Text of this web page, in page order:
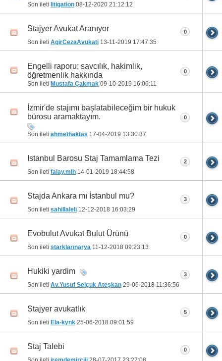
Son ileti litigation 08-12-2020 21:12:12
Stajyer Avukat Aranıyor
Son ileti AgirCezaAvukati 13-11-2019 17:47:35
0
Engelli raporu; savcılık, hakimlik,
öğretmenlik hakkında
Son ileti Mustafa Çakmak 09-10-2019 16:06:11
0
İzmir'de stajımı başlatabileceğim bir hukuk
bürosu aramaktayım.
Son ileti ahmethaktas 17-04-2019 13:30:37
0
Istanbul Barosu Staj Tamamlama Tezi
Son ileti falay.mlh 14-01-2019 18:44:58
2
Stajda Ankara mı İstanbul mu?
Son ileti sahillaleli 12-12-2018 16:03:29
3
Evobulut Avukat Bulut Ürünü
Son ileti starklarınarya 11-12-2018 09:23:13
0
Hukiki yardim
Son ileti Av.Yusuf Selçuk Ateşkan 29-06-2018 11:36:56
3
Stajyer avukatlık
Son ileti Ela-kynk 25-06-2018 09:01:59
5
Staj Talebi 0